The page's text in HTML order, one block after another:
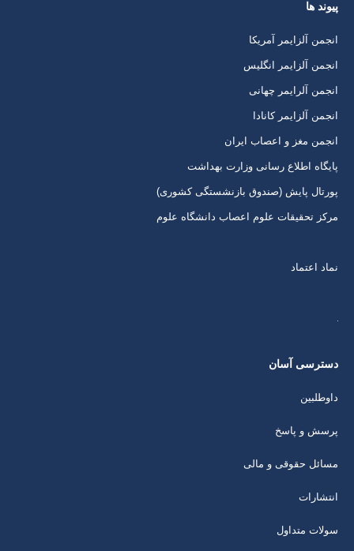
کردن
پنجره
جدید
پنجره
جدید
پنجره
جدید
پنجره
جدید
پیوند ها
انجمن آلزایمر آمریکا
انجمن آلزایمر انگلیس
انجمن آلرایمر چهانی
انجمن آلزایمر کانادا
انجمن مغز و اعصاب ایران
پایگاه اطلاع رسانی وزارت بهداشت
پورتال پایش (صندوق بازنشستگی کشوری)
مرکز تحقیقات علوم اعصاب دانشگاه علوم
نماد اعتماد
دسترسی آسان
داوطلبین
پرسش و پاسخ
مسائل حقوقی و مالی
انتشارات
سولات متداول